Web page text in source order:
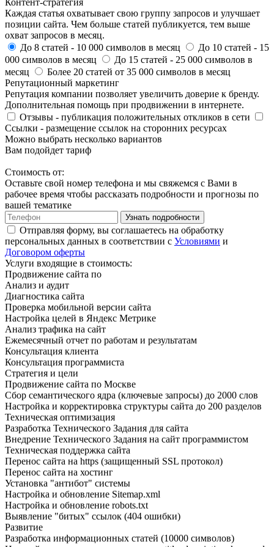
Каждая статья охватывает свою группу запросов и улучшает
позиции сайта. Чем больше статей публикуется, тем выше
охват запросов в месяц.
До 8 статей - 10 000 символов в месяц До 10 статей - 15
000 символов в месяц
До 15 статей - 25 000 символов в
месяц
Более 20 статей от 35 000 символов в месяц
Репутационный маркетинг
Репутация компании позволяет увеличить доверие к бренду.
Дополнительная помощь при продвижении в интернете.
Отзывы - публикация положительных откликов в сети
Ссылки - размещение ссылок на сторонних ресурсах
Можно выбрать несколько вариантов
Вам подойдет тариф
Стоимость от:
Оставьте свой номер телефона и мы свяжемся с Вами в
рабочее время чтобы рассказать подробности и прогнозы по
вашей тематике
Узнать подробности
Отправляя форму, вы соглашаетесь на обработку
персональных данных в соответствии с Условиями и
Договором оферты
Услуги входящие в стоимость:
Продвижение сайта по
Анализ и аудит
Диагностика сайта
Проверка мобильной версии сайта
Настройка целей в Яндекс Метрике
Анализ трафика на сайт
Ежемесячный отчет по работам и результатам
Консультация клиента
Консультация программиста
Стратегия и цели
Продвижение сайта по Москве
Сбор семантического ядра (ключевые запросы) до 2000 слов
Настройка и корректировка структуры сайта до 200 разделов
Техническая оптимизация
Разработка Технического Задания для сайта
Внедрение Технического Задания на сайт программистом
Техническая поддержка сайта
Перенос сайта на https (защищенный SSL протокол)
Перенос сайта на хостинг
Установка "антибот" системы
Настройка и обновление Sitemap.xml
Настройка и обновление robots.txt
Выявление "битых" ссылок (404 ошибки)
Развитие
Разработка информационных статей (10000 символов)